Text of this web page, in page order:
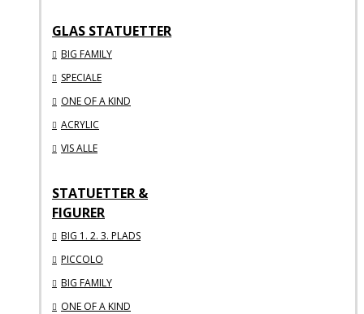
GLAS STATUETTER
BIG FAMILY
SPECIALE
ONE OF A KIND
ACRYLIC
VIS ALLE
STATUETTER &
FIGURER
BIG 1. 2. 3. PLADS
PICCOLO
BIG FAMILY
ONE OF A KIND